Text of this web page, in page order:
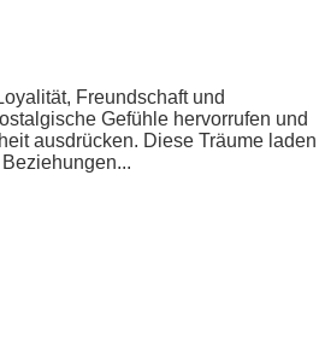
Freundschaft und
Gefühle hervorrufen und
ausdrücken. Diese Träume laden